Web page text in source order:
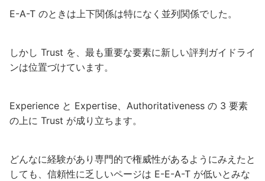
E-A-T のときは上下関係は特になく並列関係でした。
しかし Trust を、最も重要な要素に新しい評判ガイドライ
ンは位置づけています。
Experience と Expertise、Authoritativeness の 3 要素
の上に Trust が成り立ちます。
どんなに経験があり専門的で権威性があるようにみえたと
しても、信頼性に乏しいページは E-E-A-T が低いとみな